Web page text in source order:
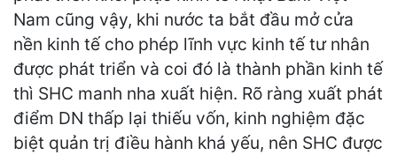
Nam cũng vậy, khi nước ta bắt đầu mở cửa
nền kinh tế cho phép lĩnh vực kinh tế tư nhân
được phát triển và coi đó là thành phần kinh tế
thì SHC manh nha xuất hiện. Rõ ràng xuất phát
điểm DN thấp lại thiếu vốn, kinh nghiệm đặc
biệt quản trị điều hành khá yếu, nên SHC được